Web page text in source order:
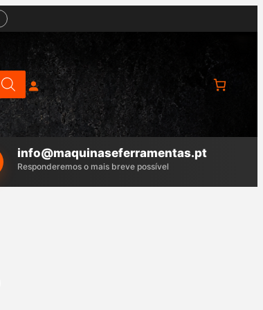
info@maquinaseferramentas.pt
Responderemos o mais breve possível